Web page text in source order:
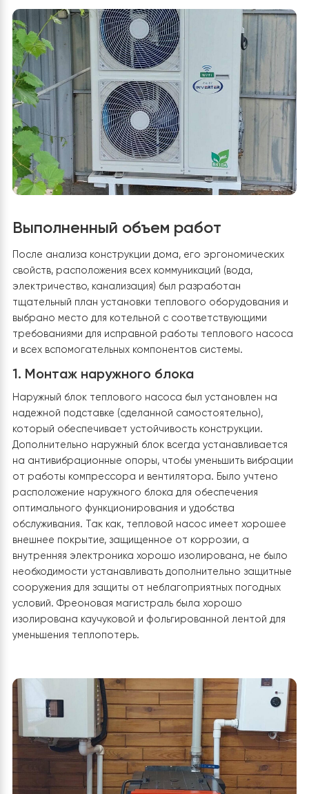
климат), потребности клиента, было принято
установить инверторный тепловой насос Raymer
15DS1-EVI (220V). Этот насос отличается высокой
производительностью и стабильностью работы даже
-25°C, а инверторная технология позволяет
адаптировать режимы работы насоса в
внешних температур.
Выполненный объем работ
После анализа конструкции дома, его
свойств, расположения всех коммуникаций (вода,
электричество, канализация) был разработан
тщательный план установки теплового
выбрано место для котельной с соответствующими
требованиями для исправной работы теплового
и всех вспомогательных компонентов системы.
1. Монтаж наружного блока
Наружный блок теплового насоса был установлен на
надежной подставке (сделанной самостоятельно),
от работы компрессора и вентилятора. Было учтено
расположение наружного блока для обеспечения
оптимального функционирования и удобства
обслуживания. Так как, тепловой насос имеет
внешнее покрытие, защищенное от коррозии, а
внутренняя электроника хорошо изолирована, не
необходимости устанавливать дополнительно